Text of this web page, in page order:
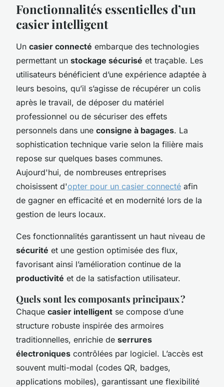
Fonctionnalités essentielles d’un
casier intelligent
Un casier connecté embarque des technologies
permettant un stockage sécurisé et traçable. Les
utilisateurs bénéficient d’une expérience adaptée à
leurs besoins, qu’il s’agisse de récupérer un colis
après le travail, de déposer du matériel
professionnel ou de sécuriser des effets
personnels dans une consigne à bagages. La
sophistication technique varie selon la filière mais
repose sur quelques bases communes.
Aujourd'hui, de nombreuses entreprises
choisissent d'opter pour un casier connecté afin
de gagner en efficacité et en modernité lors de la
gestion de leurs locaux.
Ces fonctionnalités garantissent un haut niveau de
sécurité et une gestion optimisée des flux,
favorisant ainsi l’amélioration continue de la
productivité et de la satisfaction utilisateur.
Quels sont les composants principaux ?
Chaque casier intelligent se compose d’une
structure robuste inspirée des armoires
traditionnelles, enrichie de serrures
électroniques contrôlées par logiciel. L’accès est
souvent multi-modal (codes QR, badges,
applications mobiles), garantissant une flexibilité